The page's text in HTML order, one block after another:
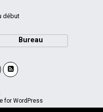
début
Bureau
for WordPress